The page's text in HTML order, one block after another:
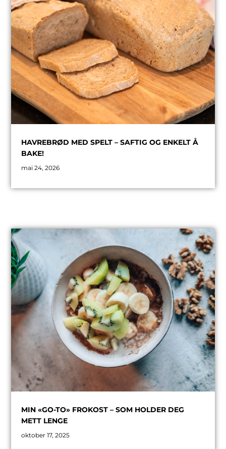
HAVREBRØD MED SPELT – SAFTIG OG ENKELT Å
BAKE!
mai 24, 2026
MIN «GO-TO» FROKOST – SOM HOLDER DEG
METT LENGE
oktober 17, 2025